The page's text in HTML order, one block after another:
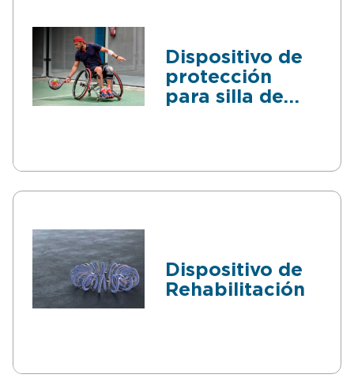
Dispositivo de
protección
para silla de
Dispositivo de
Rehabilitación